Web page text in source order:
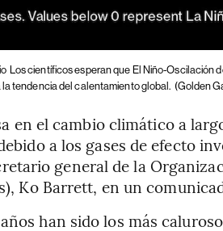
Los científicos esperan que El Niño-Oscilación
la tendencia del calentamiento global. (Golden
en el cambio climático a
a los gases de efecto
general de la
Ko Barrett, en un
han sido los más